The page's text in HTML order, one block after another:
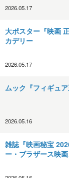
2026.05.17
大ポスター『映画
カデリー
2026.05.17
ムック​​​『フィギュ
2026.05.16
雑誌『映画秘宝
ー・ブラザース映